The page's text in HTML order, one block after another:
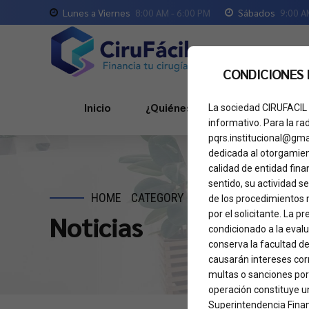
Lunes a Viernes 8:00 AM - 6:00 PM Sábados 9:00
Inicio ¿Quiénes Somos?
HOME CATEGORY
Noticias
La sociedad
informativo. Para la
dedicada al
calidad de entidad
sentido, su actividad
de los procedimientos
por el solicitante. La
condicionado a la
conserva la facultad
causarán intereses
multas o sanciones
operación constituye
Superintendencia